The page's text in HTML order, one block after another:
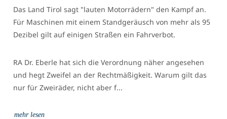
Das Land Tirol sagt "lauten Motorrädern" den Kampf an.
Für Maschinen mit einem Standgeräusch von mehr als 95
Dezibel gilt auf einigen Straßen ein Fahrverbot.
RA Dr. Eberle hat sich die Verordnung näher angesehen
und hegt Zweifel an der Rechtmäßigkeit. Warum gilt das
nur für Zweiräder, nicht aber f...
mehr lesen